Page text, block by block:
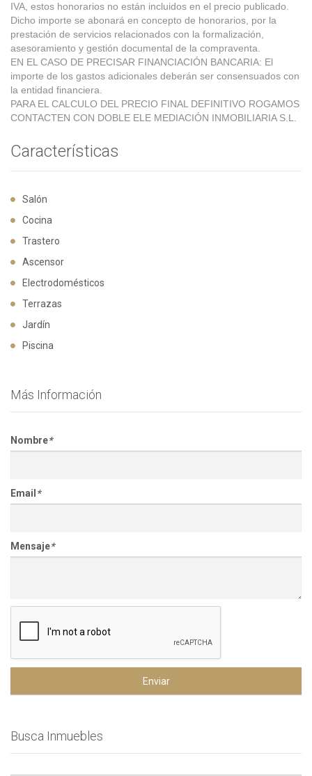
IVA, estos honorarios no están incluidos en el precio publicado.
Dicho importe se abonará en concepto de honorarios, por la
prestación de servicios relacionados con la formalización,
asesoramiento y gestión documental de la compraventa.
EN EL CASO DE PRECISAR FINANCIACIÓN BANCARIA: El
importe de los gastos adicionales deberán ser consensuados con
la entidad financiera.
PARA EL CALCULO DEL PRECIO FINAL DEFINITIVO ROGAMOS
CONTACTEN CON DOBLE ELE MEDIACIÓN INMOBILIARIA S.L.
Características
Salón
Cocina
Trastero
Ascensor
Electrodomésticos
Terrazas
Jardín
Piscina
Más Información
Nombre*
Email *
Mensaje*
Enviar
Busca Inmuebles